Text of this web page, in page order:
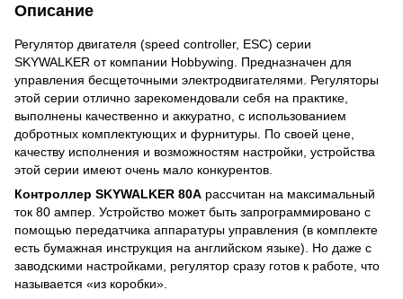
Описание
Регулятор двигателя (speed controller, ESC) серии
SKYWALKER от компании Hobbywing. Предназначен для
управления бесщеточными электродвигателями. Регуляторы
этой серии отлично зарекомендовали себя на практике,
выполнены качественно и аккуратно, с использованием
добротных комплектующих и фурнитуры. По своей цене,
качеству исполнения и возможностям настройки, устройства
этой серии имеют очень мало конкурентов.
Контроллер SKYWALKER 80A рассчитан на максимальный
ток 80 ампер. Устройство может быть запрограммировано с
помощью передатчика аппаратуры управления (в комплекте
есть бумажная инструкция на английском языке). Но даже с
заводскими настройками, регулятор сразу готов к работе, что
называется «из коробки».